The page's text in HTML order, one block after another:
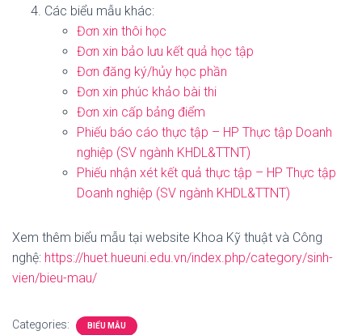
Các biểu mẫu khác:
Đơn xin thôi học
Đơn xin bảo lưu kết quả học tập
Đơn đăng ký/hủy học phần
Đơn xin phúc khảo bài thi
Đơn xin cấp bảng điểm
Phiếu báo cáo thực tập – HP Thực tập Doanh
nghiệp (SV ngành KHDL&TTNT)
Phiếu nhận xét kết quả thực tập – HP Thực tập
Doanh nghiệp (SV ngành KHDL&TTNT)
Xem thêm biểu mẫu tại website Khoa Kỹ thuật và Công
nghệ: https://huet.hueuni.edu.vn/index.php/category/sinh-
vien/bieu-mau/
Categories: BIỂU MẪU